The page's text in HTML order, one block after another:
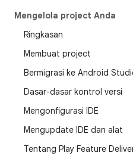
Mengelola project Anda
Ringkasan
Membuat project
Bermigrasi ke Android
Dasar-dasar kontrol versi
Mengonfigurasi IDE
Mengupdate IDE dan alat
Tentang Play Feature